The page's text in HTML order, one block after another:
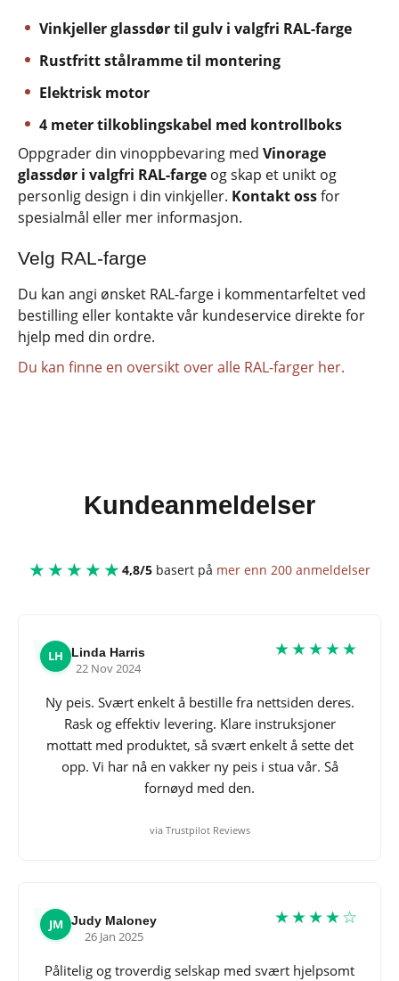
Vinkjeller glassdør til gulv i valgfri RAL-farge
Rustfritt stålramme til montering
Elektrisk motor
4 meter tilkoblingskabel med kontrollboks
Oppgrader din vinoppbevaring med Vinorage
glassdør i valgfri RAL-farge og skap et unikt og
personlig design i din vinkjeller. Kontakt ossfor
spesialmål eller mer informasjon.
Velg RAL-farge
Du kan angi ønsket RAL-farge i kommentarfeltet ved
bestilling eller kontakte vår kundeservice direkte for
hjelp med din ordre.
Du kan finne en oversikt over alle RAL-farger her.
Kundeanmeldelser
★★★★★ 4,8/5 basert på mer enn 200 anmeldelser
LH Linda Harris
22 Nov 2024
★★★★★
Ny peis. Svært enkelt å bestille fra nettsiden deres.
Rask og effektiv levering. Klare instruksjoner
mottatt med produktet, så svært enkelt å sette det
opp. Vi har nå en vakker ny peis i stua vår. Så
fornøyd med den.
via Trustpilot Reviews
JM Judy Maloney
26 Jan 2025
★★★★☆
Pålitelig og troverdig selskap med svært hjelpsomt